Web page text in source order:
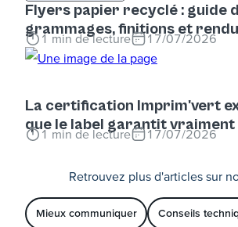
Flyers papier recyclé : guide
grammages, finitions et
1min de lecture 17/07/2026
La certification Imprim'vert
que le label garantit vraiment
1min de lecture 17/07/2026
Retrouvez plus d'articles sur
Mieux communiquer Conseils